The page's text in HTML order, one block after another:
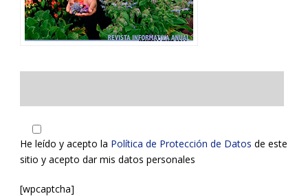
He leído y acepto la Política de Protección de Datos de este
sitio y acepto dar mis datos personales
[wpcaptcha]